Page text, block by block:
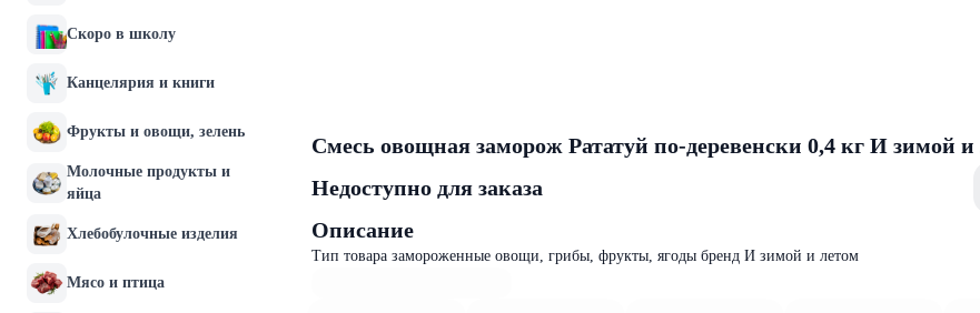
Скоро в школу
Канцелярия и книги
Фрукты и овощи, зелень
Молочные продукты и
яйца
Хлебобулочные изделия
Мясо и птица
Смесь овощная заморож Рататуй по-деревенски 0,4 кг И зимой и
Недоступно для заказа
Описание
Тип товара замороженные овощи, грибы, фрукты, ягоды бренд И зимой и летом